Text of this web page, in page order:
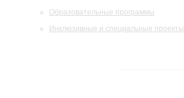
Образовательные программы
Инклюзивные и специальные проекты